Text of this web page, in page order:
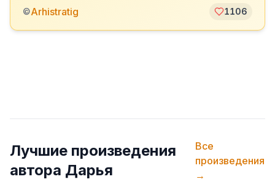
©Arhistratig 1106
Лучшие произведения
автора Дарья
Все
произведения
→